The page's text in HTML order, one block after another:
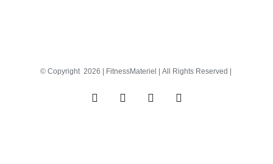
© Copyright 2026 | FitnessMateriel | All Rights Reserved |
Facebook
X InstagramPinterest